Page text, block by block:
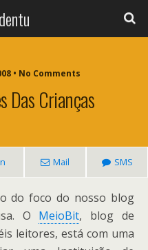
• No Comments
Das Crianças
Mail SMS
do foco do nosso blog
O MeioBit, blog de
leitores, está com uma